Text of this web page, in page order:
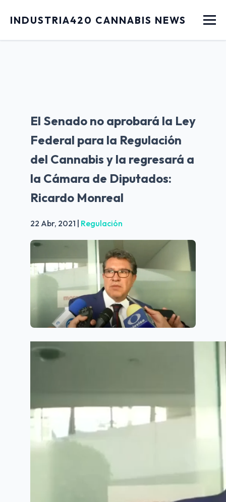
INDUSTRIA420 CANNABIS NEWS Menu
El Senado no aprobará la Ley
Federal para la Regulación
del Cannabis y la regresará a
la Cámara de Diputados:
Ricardo Monreal
22 Abr, 2021 | Regulación